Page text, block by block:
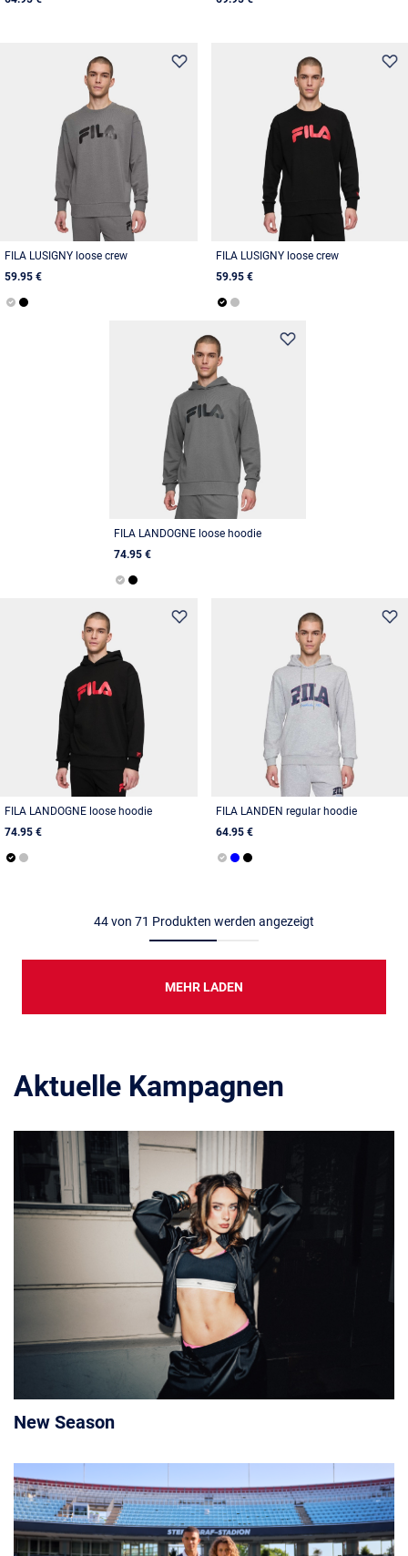
FILA LUSIGNY loose crew
59.95 €
FILA LUSIGNY loose crew
59.95 €
FILA LANDOGNE loose hoodie
74.95 €
FILA LANDOGNE loose hoodie
74.95 €
FILA LANDEN regular hoodie
64.95 €
44von 71 Produkten werden angezeigt
MEHR LADEN
Aktuelle Kampagnen
New Season